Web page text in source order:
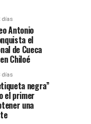
días
Antonio
el
de Cueca
Chiloé
días
negra”
el primer
una